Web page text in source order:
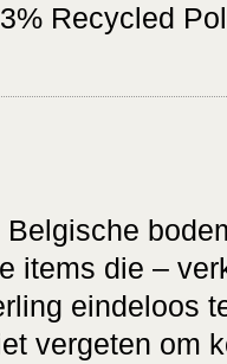
Recycled
Belgische
items die –
eindeloos
vergeten om